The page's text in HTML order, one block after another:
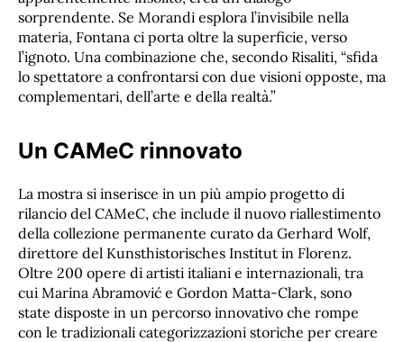
sorprendente. Se Morandi esplora l’invisibile nella
materia, Fontana ci porta oltre la superficie, verso
l’ignoto. Una combinazione che, secondo Risaliti, “sfida
lo spettatore a confrontarsi con due visioni opposte, ma
complementari, dell’arte e della realtà.”
Un CAMeC rinnovato
La mostra si inserisce in un più ampio progetto di
rilancio del CAMeC, che include il nuovo riallestimento
della collezione permanente curato da Gerhard Wolf,
direttore del Kunsthistorisches Institut in Florenz.
Oltre 200 opere di artisti italiani e internazionali, tra
cui Marina Abramović e Gordon Matta-Clark, sono
state disposte in un percorso innovativo che rompe
con le tradizionali categorizzazioni storiche per creare